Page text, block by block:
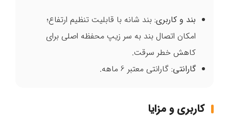
بند و کاربری: بند شانه با قابلیت تنظیم ارتفاع؛
امکان اتصال بند به سر زیپ محفظه اصلی برای
کاهش خطر سرقت.
گارانتی: گارانتی معتبر 6 ماهه.
کاربری و مزایا